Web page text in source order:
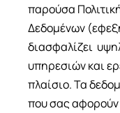
παρούσα
Δεδομένων
διασφαλίζει
υπηρεσιών και
πλαίσιο. Τα
που σας αφορούν